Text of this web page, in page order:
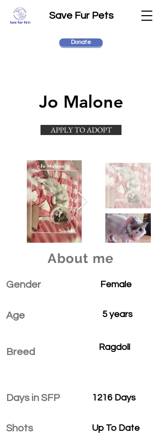
Save Fur Pets
Donate
Jo Malone
APPLY TO ADOPT
About me
Gender
Age
Breed
Days in SFP
Shots
Female
5 years
Ragdoll
1216 Days
Up To Date